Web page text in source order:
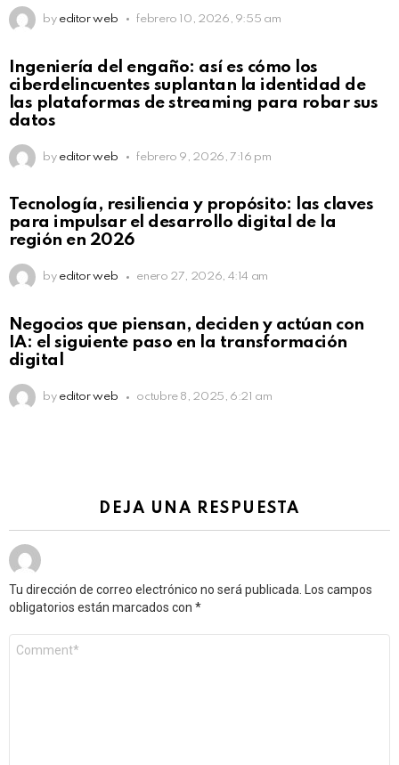
by editor web febrero 10, 2026, 9:55 am
Click to view this post
Ingeniería del engaño: así es cómo los
ciberdelincuentes suplantan la identidad de
las plataformas de streaming para robar sus
datos
by editor web febrero 9, 2026, 7:16 pm
Not Safe For Work
Click to view this post
Tecnología, resiliencia y propósito: las claves
para impulsar el desarrollo digital de la
región en 2026
by editor web enero 27, 2026, 4:14 am
Click to view this post
Negocios que piensan, deciden y actúan con
IA: el siguiente paso en la transformación
digital
by editor web octubre 8, 2025, 6:21 am
DEJA UNA RESPUESTA
Tu dirección de correo electrónico no será publicada.
Los campos
obligatorios están marcados con *